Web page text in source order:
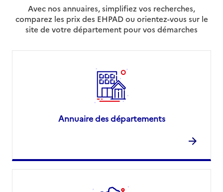
Avec nos annuaires, simplifiez vos recherches,
comparez les prix des EHPAD ou orientez-vous sur le
site de votre département pour vos démarches
Annuaire des départements